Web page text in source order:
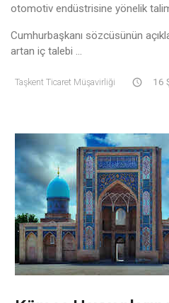
otomotiv endüstrisine yönelik
Cumhurbaşkanı sözcüsünün
artan iç talebi ...
Taşkent Ticaret Müşavirliği 16